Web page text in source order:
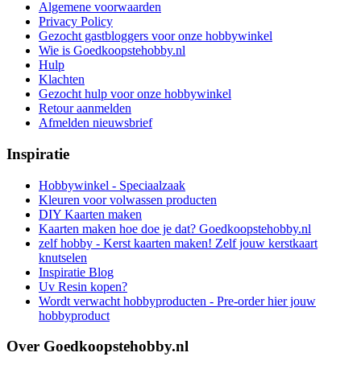
Algemene voorwaarden
Privacy Policy
Gezocht gastbloggers voor onze hobbywinkel
Wie is Goedkoopstehobby.nl
Hulp
Klachten
Gezocht hulp voor onze hobbywinkel
Retour aanmelden
Afmelden nieuwsbrief
Inspiratie
Hobbywinkel - Speciaalzaak
Kleuren voor volwassen producten
DIY Kaarten maken
Kaarten maken hoe doe je dat? Goedkoopstehobby.nl
zelf hobby - Kerst kaarten maken! Zelf jouw kerstkaart
knutselen
Inspiratie Blog
Uv Resin kopen?
Wordt verwacht hobbyproducten - Pre-order hier jouw
hobbyproduct
Over Goedkoopstehobby.nl